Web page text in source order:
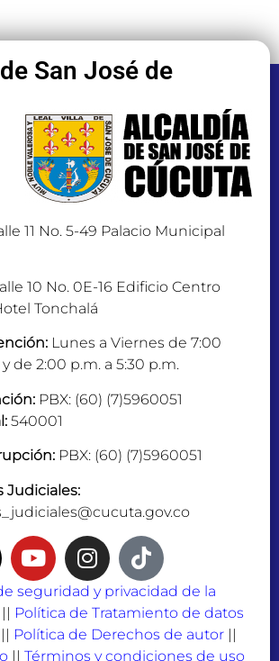
San José de
11 No. 5-49 Palacio Municipal
10 No. 0E-16 Edificio Centro
Tonchalá
Lunes a Viernes de 7:00
y de 2:00 p.m. a 5:30 p.m.
PBX: (60) (7)5960051
540001
PBX: (60) (7)5960051
Judiciales:
seguridad y privacidad de la
|| Política de Tratamiento de datos
|| Política de Derechos de autor||
|| Términos y condiciones de uso